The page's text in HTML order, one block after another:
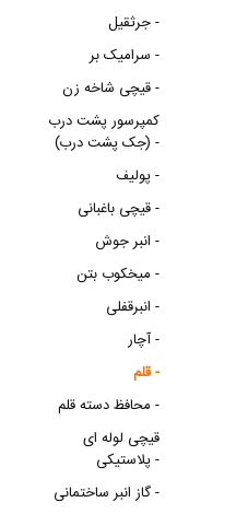
جرثقیل -
سرامیک بر -
قیچی شاخه زن -
کمپرسور پشت درب
(جک پشت درب) -
پولیف -
قیچی باغبانی -
انبر جوش -
میخکوب بتن -
انبرقفلی -
آچار -
قلم -
محافظ دسته قلم -
قیچی لوله ای
پلاستیکی -
گاز انبر ساختمانی -